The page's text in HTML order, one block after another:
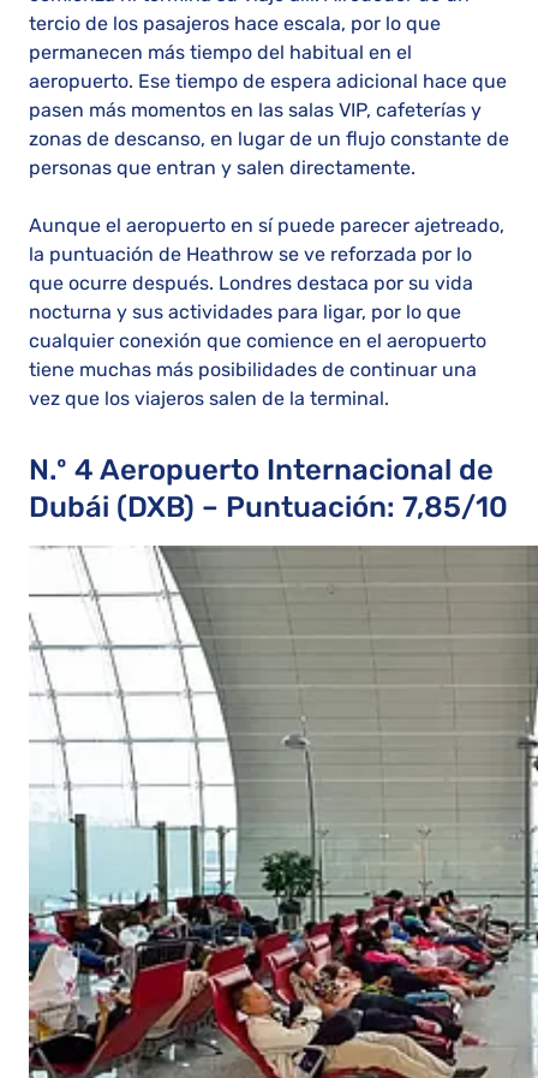
tercio de los pasajeros hace escala, por lo que
permanecen más tiempo del habitual en el
aeropuerto. Ese tiempo de espera adicional hace que
pasen más momentos en las salas VIP, cafeterías y
zonas de descanso, en lugar de un flujo constante de
personas que entran y salen directamente.
Aunque el aeropuerto en sí puede parecer ajetreado,
la puntuación de Heathrow se ve reforzada por lo
que ocurre después. Londres destaca por su vida
nocturna y sus actividades para ligar, por lo que
cualquier conexión que comience en el aeropuerto
tiene muchas más posibilidades de continuar una
vez que los viajeros salen de la terminal.
N.º 4 Aeropuerto Internacional de
Dubái (DXB) – Puntuación: 7,85/10